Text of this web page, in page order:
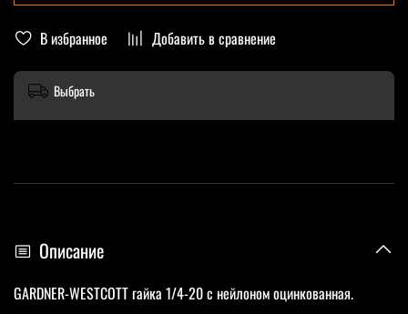
В избранное Добавить в сравнение
Выбрать
Описание
GARDNER-WESTCOTT гайка 1/4-20 с нейлоном оцинкованная.